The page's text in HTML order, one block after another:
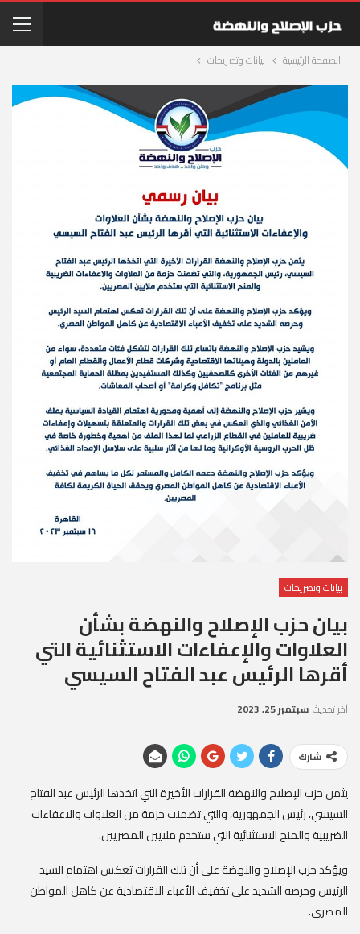
الصفحة الرئيسية بيانات وتصريحات
بيانات وتصريحات
بيان حزب الإصلاح والنهضة بشأن
العلاوات والإعفاءات الاستثنائية التي
أقرها الرئيس عبد الفتاح السيسي
آخر تحديث سبتمبر 25, 2023
شارك
يثمن حزب الإصلاح والنهضة القرارات الأخيرة التي اتخذها الرئيس عبد الفتاح
السيسي، رئيس الجمهورية، والتي تضمنت حزمة من العلاوات والاعفاءات
الضريبية والمنح الاستثنائية التي ستخدم ملايين المصريين.
ويؤكد حزب الإصلاح والنهضة على أن تلك القرارات تعكس اهتمام السيد
الرئيس وحرصه الشديد على تخفيف الأعباء الاقتصادية عن كاهل المواطن
المصري.